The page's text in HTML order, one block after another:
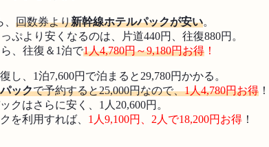
回数券より新幹線ホテルパックが安い。
ぷより安くなるのは、片道440円、往復880円。
、往復＆1泊で1人4,780円～9,180円お得 ！
、1泊7,600円で泊まると29,780円かかる。
ックで予約すると25,000円なので、1人4,780円お得 ！
クはさらに安く、1人20,600円。
を利用すれば、 1人9,100円、2人で18,200円お得 ！